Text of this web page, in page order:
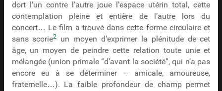
dort l’un contre l’autre joue l’espace utérin total, cette
contemplation pleine et entière de l’autre lors du
concert… Le film a trouvé dans cette forme circulaire et
sans scorie2
un moyen d’exprimer la plénitude de cet
âge, un moyen de peindre cette relation toute unie et
mélangée (union primale “d’avant la société”, qui n’a pas
encore eu à se déterminer – amicale, amoureuse,
fraternelle…). La faible profondeur de champ permet